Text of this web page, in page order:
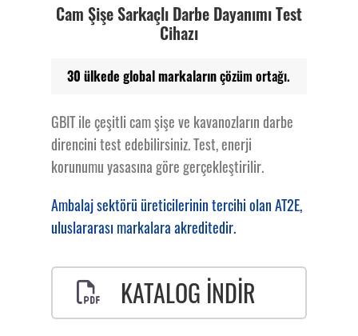
Cam Şişe Sarkaçlı Darbe Dayanımı Test
Cihazı
30 ülkede global markalarınçözüm ortağı.
GBIT ile çeşitli cam şişe ve kavanozların darbe
direncini test edebilirsiniz. Test, enerji
korunumu yasasına göre gerçekleştirilir.
Ambalaj sektörü üreticilerinin tercihi olan AT2E,
uluslararası markalara akreditedir.
KATALOG İNDİR